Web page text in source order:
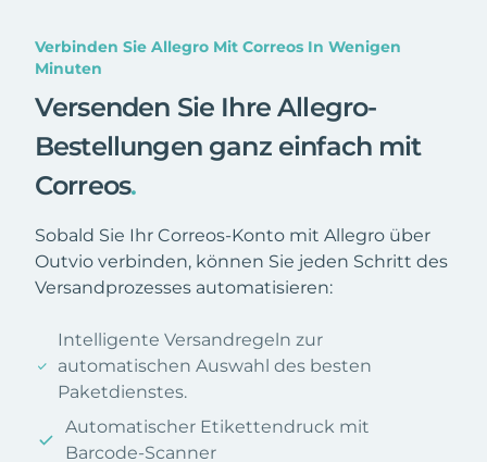
Verbinden Sie Allegro Mit Correos In Wenigen
Minuten
Versenden Sie Ihre Allegro-
Bestellungen ganz einfach mit
Correos.
Sobald Sie Ihr Correos-Konto mit Allegro über
Outvio verbinden, können Sie jeden Schritt des
Versandprozesses automatisieren:
Intelligente Versandregeln zur
automatischen Auswahl des besten
Paketdienstes.
Automatischer Etikettendruck mit
Barcode-Scanner